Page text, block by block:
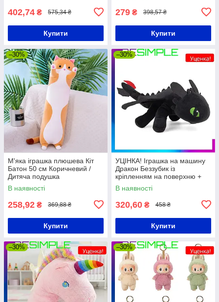
402,74 ₴ 575,34 ₴
Купити
279 ₴ 398,57 ₴
Купити
–30%
М'яка іграшка плюшева Кіт
Батон 50 см Коричневий /
Дитяча подушка
В наявності
258,92 ₴ 369,88 ₴
Купити
–30%
УЦІНКА! Іграшка на машину
Дракон Беззубик із
кріпленням на поверхню +
для підвішування / М'яка
іграшка з присоскою
В наявності
320,60 ₴ 458 ₴
Купити
–30% –30%